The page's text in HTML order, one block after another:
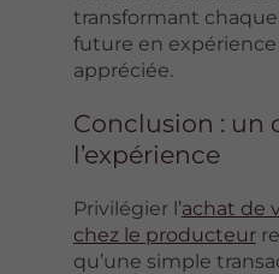
transformant
future en
appréciée.
Conclusion : un
l’expérience
Privilégier l’achat de
chez le producteur
qu’une simple